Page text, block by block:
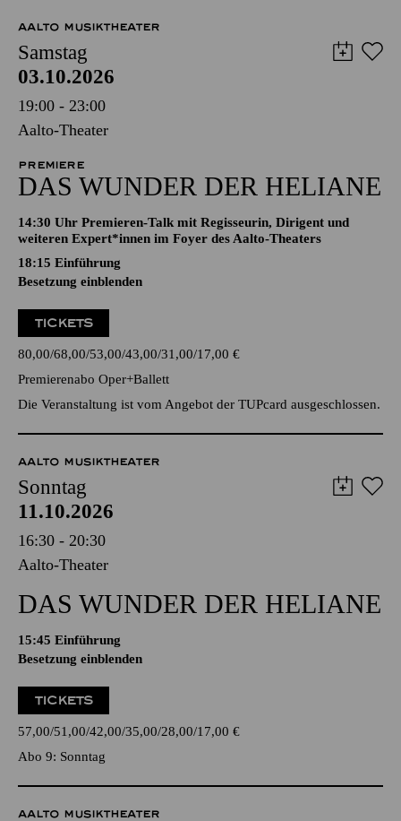
AALTO MUSIKTHEATER
Samstag
03.10.2026
19:00 - 23:00
Aalto-Theater
PREMIERE
DAS WUNDER DER HELIANE
14:30 Uhr Premieren-Talk mit Regisseurin, Dirigent und
weiteren Expert*innen im Foyer des Aalto-Theaters
18:15 Einführung
Besetzung einblenden
TICKETS
80,00 68,00 53,00 43,00 31,00 17,00 €
Premierenabo Oper+Ballett
Die Veranstaltung ist vom Angebot der TUPcard ausgeschlossen.
AALTO MUSIKTHEATER
Sonntag
11.10.2026
16:30 - 20:30
Aalto-Theater
DAS WUNDER DER HELIANE
15:45 Einführung
Besetzung einblenden
TICKETS
57,00 51,00 42,00 35,00 28,00 17,00 €
Abo 9: Sonntag
AALTO MUSIKTHEATER